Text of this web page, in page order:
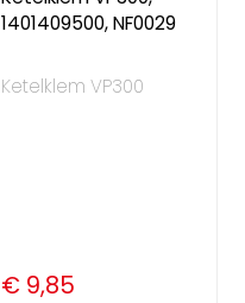
1401409500, NF0029
Ketelklem VP300
€ 9,85